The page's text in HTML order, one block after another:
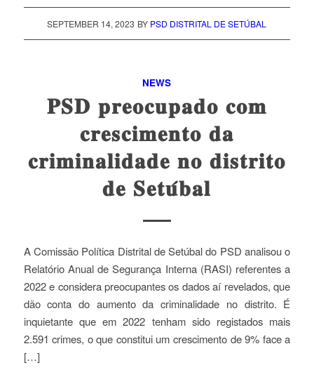
SEPTEMBER 14, 2023 BY PSD DISTRITAL DE SETÚBAL
NEWS
𝐏𝐒𝐃 𝐩𝐫𝐞𝐨𝐜𝐮𝐩𝐚𝐝𝐨 𝐜𝐨𝐦
𝐜𝐫𝐞𝐬𝐜𝐢𝐦𝐞𝐧𝐭𝐨 𝐝𝐚
𝐜𝐫𝐢𝐦𝐢𝐧𝐚𝐥𝐢𝐝𝐚𝐝𝐞 𝐧𝐨 𝐝𝐢𝐬𝐭𝐫𝐢𝐭𝐨
𝐝𝐞 𝐒𝐞𝐭𝐮́𝐛𝐚𝐥
A Comissão Política Distrital de Setúbal do PSD analisou o
Relatório Anual de Segurança Interna (RASI) referentes a
2022 e considera preocupantes os dados aí revelados, que
dão conta do aumento da criminalidade no distrito. É
inquietante que em 2022 tenham sido registados mais
2.591 crimes, o que constitui um crescimento de 9% face a
[…]